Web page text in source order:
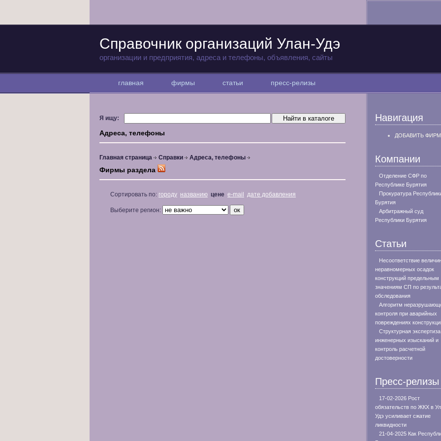
Справочник организаций Улан-Удэ
организации и предприятия, адреса и телефоны, объявления, сайты
главная фирмы статьи пресс-релизы
Я ищу:
Адреса, телефоны
Главная страница Справки Адреса, телефоны
Фирмы раздела
Сортировать по: городу названию цене e-mail дате добавления
Выберите регион:
Навигация
ДОБАВИТЬ
Компании
Отделение СФР по
Республике Бурятия
Прокуратура
Бурятия
Арбитражный суд
Республики Бурятия
Статьи
Несоответствие
неравномерных осадок
конструкций предельным
значениям СП по
обследования
Алгоритм
контроля при аварийных
повреждениях
Структурная экспертиза
инженерных изысканий и
контроль расчетной
достоверности
Пресс-релизы
17-02-2026 Рост
обязательств по ЖКХ в
Удэ усиливает сжатие
ликвидности
21-04-2025 Как